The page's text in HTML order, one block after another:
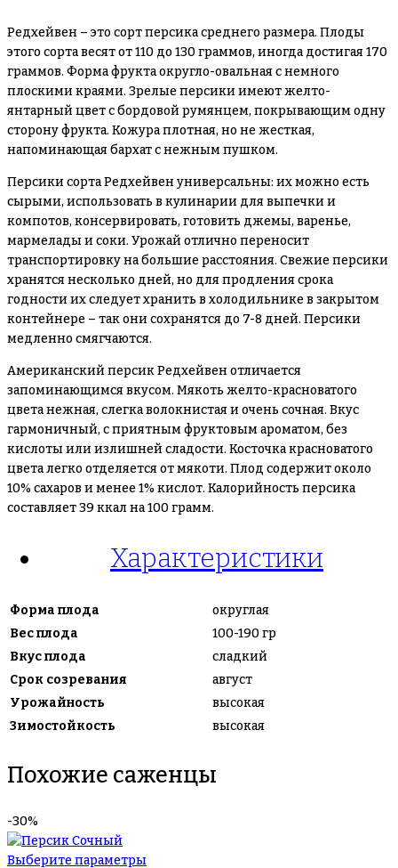
Редхейвен – это сорт персика среднего размера. Плоды
этого сорта весят от 110 до 130 граммов, иногда достигая 170
граммов. Форма фрукта округло-овальная с немного
плоскими краями. Зрелые персики имеют желто-
янтарный цвет с бордовой румянцем, покрывающим одну
сторону фрукта. Кожура плотная, но не жесткая,
напоминающая бархат с нежным пушком.
Персики сорта Редхейвен универсальны: их можно есть
сырыми, использовать в кулинарии для выпечки и
компотов, консервировать, готовить джемы, варенье,
мармелады и соки. Урожай отлично переносит
транспортировку на большие расстояния. Свежие персики
хранятся несколько дней, но для продления срока
годности их следует хранить в холодильнике в закрытом
контейнере – так они сохранятся до 7-8 дней. Персики
медленно смягчаются.
Американский персик Редхейвен отличается
запоминающимся вкусом. Мякоть желто-красноватого
цвета нежная, слегка волокнистая и очень сочная. Вкус
гармоничный, с приятным фруктовым ароматом, без
кислоты или излишней сладости. Косточка красноватого
цвета легко отделяется от мякоти. Плод содержит около
10% сахаров и менее 1% кислот. Калорийность персика
составляет 39 ккал на 100 грамм.
Характеристики
Форма плода
округлая
Вес плода
100-190 гр
Вкус плода
сладкий
Срок созревания
август
Урожайность
высокая
Зимостойкость
высокая
Похожие саженцы
-30%
Выберите параметры